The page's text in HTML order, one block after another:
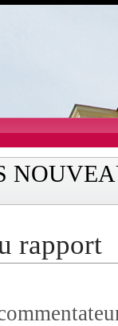
rapport